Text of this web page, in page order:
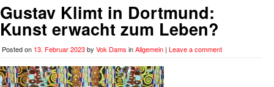
Gustav Klimt in Dortmund:
Kunst erwacht zum Leben?
Posted on 13. Februar 2023by Vok Dams inAllgemein | Leave a comment